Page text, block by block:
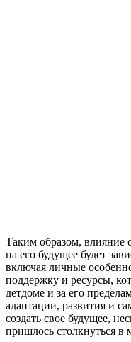
Таким образом, влияние
на его будущее будет
включая личные
поддержку и ресурсы,
детдоме и за его
адаптации, развития и
создать свое будущее,
пришлось столкнуться в